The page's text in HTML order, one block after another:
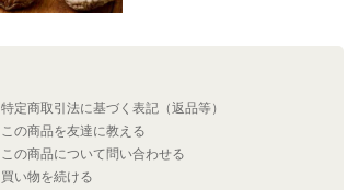
特定商取引法に基づく表記（返品等）
この商品を友達に教える
この商品について問い合わせる
買い物を続ける